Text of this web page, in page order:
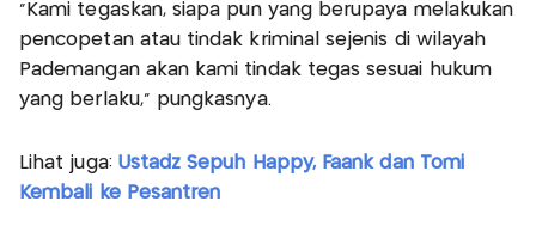
“Kami tegaskan, siapa pun yang berupaya melakukan
pencopetan atau tindak kriminal sejenis di wilayah
Pademangan akan kami tindak tegas sesuai hukum
yang berlaku,” pungkasnya.
Lihat juga: Ustadz Sepuh Happy, Faank dan Tomi
Kembali ke Pesantren